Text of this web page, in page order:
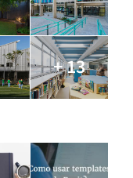
+ 13